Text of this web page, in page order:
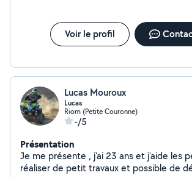
Voir le profil
Lucas Mouroux
Lucas
Riom (Petite Couronne)
-/5
Présentation
Je me présente , j'ai 23 ans et j'aide les
réaliser de petit travaux et possible de